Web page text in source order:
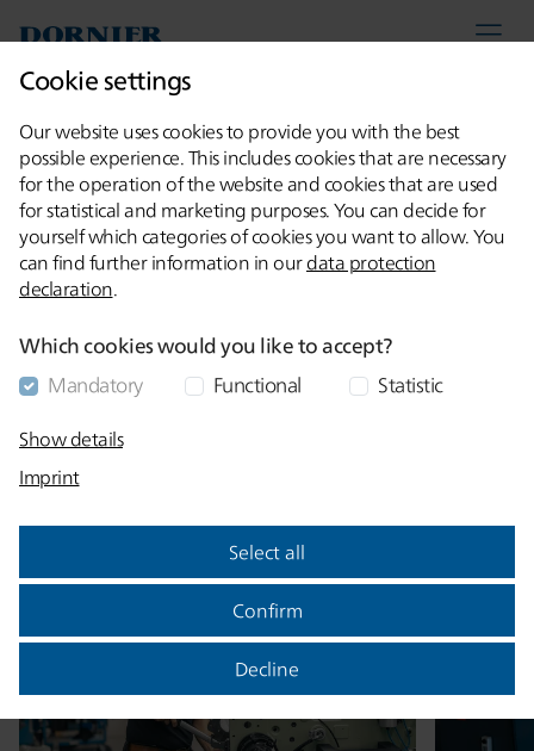
首页 关于我们
机械工程创新与品质发展
历程
林道尔·多尼尔有限公司七十五载匠心传承，始终
越品质铸就行业典范。作为业务遍布全球的家族
企业，我们持续树立国际标准，为各行业客户量
Cookie settings
Our website uses cookies to provide you with the best
possible experience. This includes cookies that are necessary
for the operation of the website and cookies that are used
for statistical and marketing purposes. You can decide for
yourself which categories of cookies you want to allow. You
can find further information in ourdata protection
declaration.
Which cookies would you like to accept?
Mandatory
Functional Statistic
Show details
Imprint
Select all
Confirm
Decline